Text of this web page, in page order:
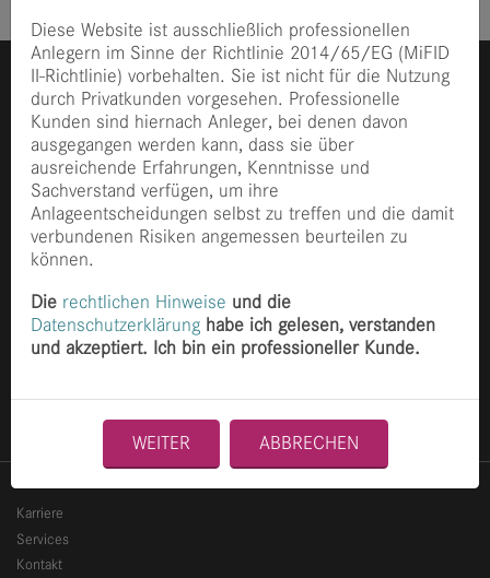
Diese Website ist ausschließlich professionellen
Anlegern im Sinne der Richtlinie 2014/65/EG (MiFID
II-Richtlinie) vorbehalten. Sie ist nicht für die Nutzung
durch Privatkunden vorgesehen. Professionelle
Kunden sind hiernach Anleger, bei denen davon
ausgegangen werden kann, dass sie über
ausreichende Erfahrungen, Kenntnisse und
Sachverstand verfügen, um ihre
Anlageentscheidungen selbst zu treffen und die damit
verbundenen Risiken angemessen beurteilen zu
können.
Die rechtlichen Hinweise und die
Datenschutzerklärung habe ich gelesen, verstanden
und akzeptiert. Ich bin ein professioneller Kunde.
WEITER ABBRECHEN
Ganghoferstraße 70
80339 München
info@finccam.com
Home
News
Karriere
Services
Kontakt